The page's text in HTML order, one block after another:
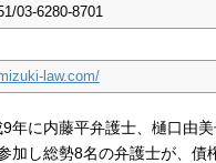
03-6280-8701
law.com/
年に内藤平弁護士、樋口由
加し総勢8名の弁護士が、